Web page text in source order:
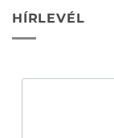
HÍRLEVÉL